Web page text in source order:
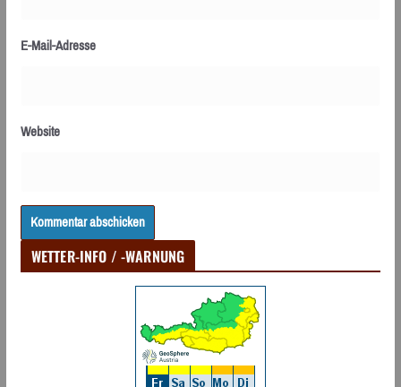
E-Mail-Adresse
Website
WETTER-INFO / -WARNUNG